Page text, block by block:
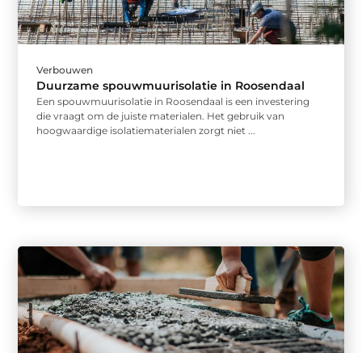
Verbouwen
Duurzame spouwmuurisolatie in Roosendaal
Een spouwmuurisolatie in Roosendaal is een investering
die vraagt om de juiste materialen. Het gebruik van
hoogwaardige isolatiematerialen zorgt niet ...